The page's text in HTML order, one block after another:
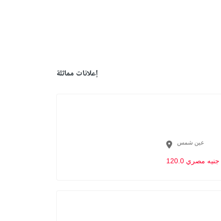
إعلانات مماثلة
عين شمس
120.0 جنيه مصري